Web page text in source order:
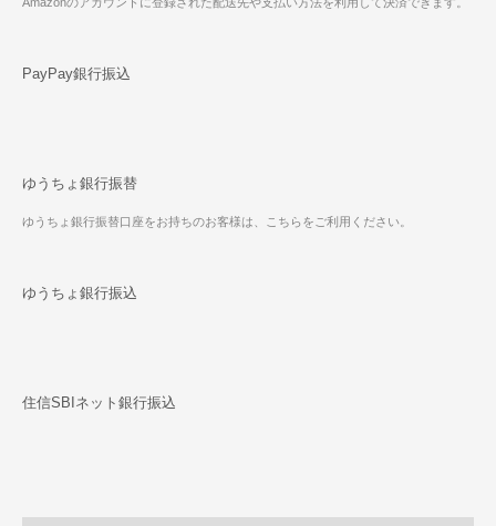
Amazonのアカウントに登録された配送先や支払い方法を利用して決済できます。
PayPay銀行振込
ゆうちょ銀行振替
ゆうちょ銀行振替口座をお持ちのお客様は、こちらをご利用ください。
ゆうちょ銀行振込
住信SBIネット銀行振込